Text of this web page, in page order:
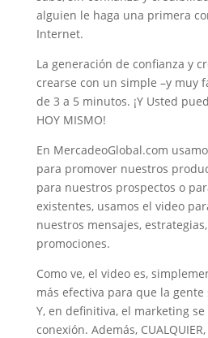
alguien le haga una primera
Internet.
La generación de confianza y
crearse con un simple –y muy
de 3 a 5 minutos. ¡Y Usted
HOY MISMO!
En MercadeoGlobal.com
para promover nuestros
para nuestros prospectos o
existentes, usamos el video
nuestros mensajes,
promociones.
Como ve, el video es,
más efectiva para que la gente
Y, en definitiva, el marketing
conexión. Además,